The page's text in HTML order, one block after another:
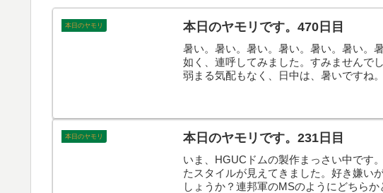
本日のヤモリ 本日のヤモリです。470日目
暑い。暑い。暑い。暑い。暑い。暑い。
如く、連呼してみました。すみませんで
弱まる気配もなく、日中は、暑いですね
本日のヤモリ 本日のヤモリです。231日目
いま、HGUCドムの製作まっさい中です
たスタイルが見えてきました。好き嫌い
しょうか？連邦軍のMSのようにどちら